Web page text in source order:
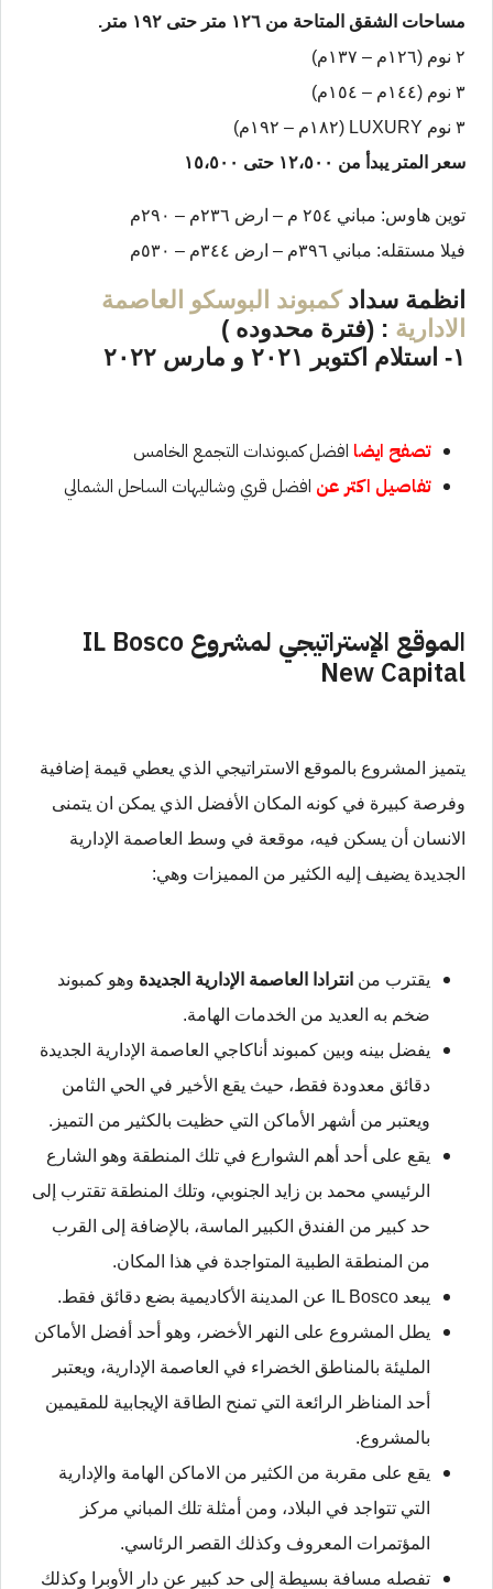
مساحات الشقق المتاحة من ١٢٦ متر حتى ١٩٢ متر.
٢ نوم (١٢٦م – ١٣٧م)
٣ نوم (١٤٤م – ١٥٤م)
٣ نوم LUXURY (١٨٢م – ١٩٢م)
سعر المتر يبدأ من ١٢،٥٠٠ حتى ١٥،٥٠٠
توين هاوس: مباني ٢٥٤ م – ارض ٢٣٦م – ٢٩٠م
فيلا مستقله: مباني ٣٩٦م – ارض ٣٤٤م – ٥٣٠م
انظمة سدادكمبوند البوسكو العاصمة
الادارية : (فترة محدوده )
١- استلام اكتوبر ٢٠٢١ و مارس ٢٠٢٢
تصفح ايضا افضل كمبوندات التجمع الخامس
تفاصيل اكتر عن افضل قري وشاليهات الساحل الشمالي
الموقع الإستراتيجي لمشروع IL Bosco
New Capital
يتميز المشروع بالموقع الاستراتيجي الذي يعطي قيمة إضافية
وفرصة كبيرة في كونه المكان الأفضل الذي يمكن ان يتمنى
الانسان أن يسكن فيه، موقعة في وسط العاصمة الإدارية
الجديدة يضيف إليه الكثير من المميزات وهي:
يقترب من انترادا العاصمة الإدارية الجديدة وهو كمبوند
ضخم به العديد من الخدمات الهامة.
يفضل بينه وبين كمبوند أناكاجي العاصمة الإدارية الجديدة
دقائق معدودة فقط، حيث يقع الأخير في الحي الثامن
ويعتبر من أشهر الأماكن التي حظيت بالكثير من التميز.
يقع على أحد أهم الشوارع في تلك المنطقة وهو الشارع
الرئيسي محمد بن زايد الجنوبي، وتلك المنطقة تقترب إلى
حد كبير من الفندق الكبير الماسة، بالإضافة إلى القرب
من المنطقة الطبية المتواجدة في هذا المكان.
يبعد IL Bosco عن المدينة الأكاديمية بضع دقائق فقط.
يطل المشروع على النهر الأخضر، وهو أحد أفضل الأماكن
المليئة بالمناطق الخضراء في العاصمة الإدارية، ويعتبر
أحد المناظر الرائعة التي تمنح الطاقة الإيجابية للمقيمين
بالمشروع.
يقع على مقربة من الكثير من الاماكن الهامة والإدارية
التي تتواجد في البلاد، ومن أمثلة تلك المباني مركز
المؤتمرات المعروف وكذلك القصر الرئاسي.
تفصله مسافة بسيطة إلى حد كبير عن دار الأوبرا وكذلك